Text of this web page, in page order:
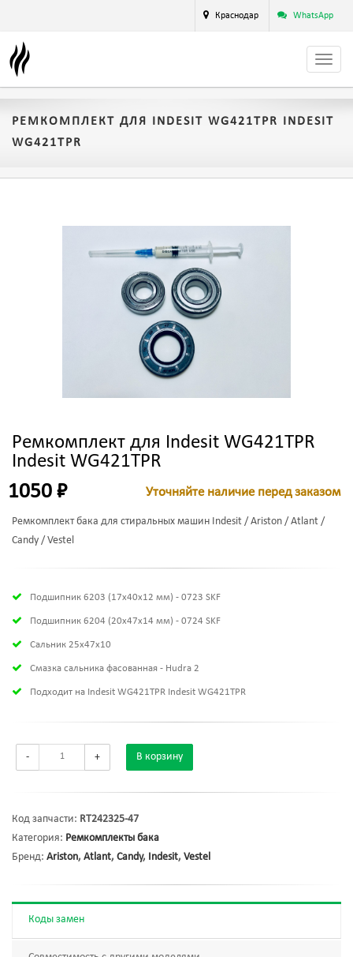
Краснодар WhatsApp
РЕМКОМПЛЕКТ ДЛЯ INDESIT WG421TPR INDESIT
WG421TPR
Ремкомплект для Indesit WG421TPR
Indesit WG421TPR
1050 ₽ Уточняйте наличие перед заказом
Ремкомплект бака для стиральных машин Indesit / Ariston / Atlant /
Candy / Vestel
Подшипник 6203 (17х40х12 мм) - 0723 SKF
Подшипник 6204 (20х47х14 мм) - 0724 SKF
Сальник 25x47x10
Смазка сальника фасованная - Hudra 2
Подходит на Indesit WG421TPR Indesit WG421TPR
- + В корзину
Код запчасти: RT242325-47
Категория: Ремкомплекты бака
Бренд: Ariston, Atlant, Candy, Indesit, Vestel
Коды замен